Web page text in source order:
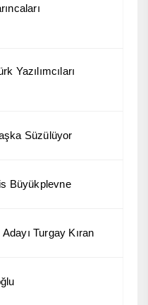
Yazılımcıları
Süzülüyor
Büyükplevne
Turgay Kıran